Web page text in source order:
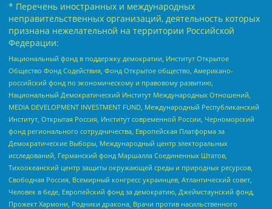
* Перечень иностранных и международных
неправительственных организаций, деятельность которых
признана нежелательной на территории Российской
Федерации:
Национальный фонд в поддержку демократии, Институт Открытое
Общество Фонд Содействия, Фонд Открытое общество, Американо-
российский фонд по экономическому и правовому развитию,
Национальный Демократический Институт Международных Отношений,
MEDIA DEVELOPMENT INVESTMENT FUND, Международный Республиканский
Институт, Открытая Россия, Институт современной России, Черноморский
фонд регионального сотрудничества, Европейская Платформа за
Демократические Выборы, Международный центр электоральных
исследований, Германский фонд Маршалла Соединенных Штатов,
Тихоокеанский центр защиты окружающей среды и природных ресурсов,
Свободная Россия, Всемирный конгресс украинцев, Атлантический совет,
Человек в беде, Европейский фонд за демократию, Джеймстаунский фонд,
Прожект Хармони, Родники дракона, Врачи против насильственного